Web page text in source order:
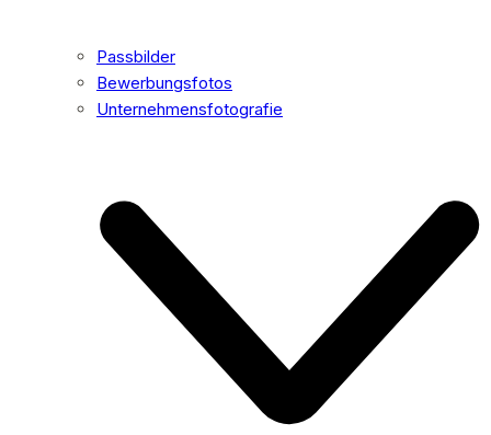
Passbilder
Bewerbungsfotos
Unternehmensfotografie